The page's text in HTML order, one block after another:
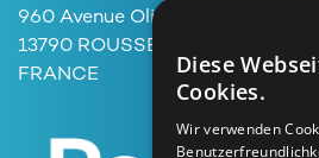
960 Avenue Olivier Perroy,
13790 ROUSSET
FRANCE
Diese
Cookies.
Wir verwenden